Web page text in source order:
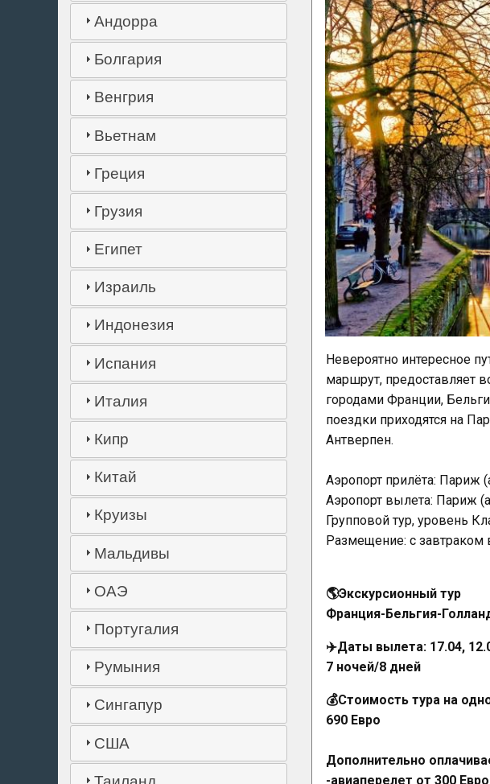
Невероятно интересное
маршрут, предоставляет
городами Франции,
поездки приходятся на
Антверпен.
Аэропорт прилёта: Париж
Аэропорт вылета: Париж
Групповой тур, уровень
Размещение: c завтраком
🌎Экскурсионный тур
Франция-Бельгия-
✈️Даты вылета: 17.04,
7 ночей/8 дней
💰Стоимость тура на
690 Евро
Дополнительно
-авиаперелет от 300 Евро
Андорра
Болгария
Венгрия
Вьетнам
Греция
Грузия
Египет
Израиль
Индонезия
Испания
Италия
Кипр
Китай
Круизы
Мальдивы
ОАЭ
Португалия
Румыния
Сингапур
США